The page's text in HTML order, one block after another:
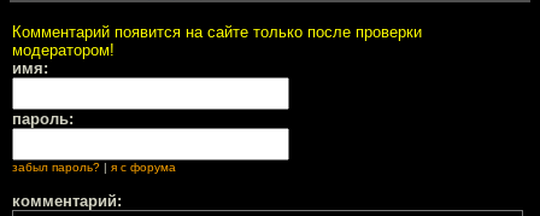
Комментарий появится на сайте только после проверки
модератором!
имя:
пароль:
забыл пароль? | я с форума
комментарий: